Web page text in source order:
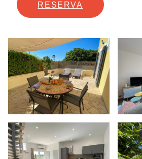
RESERVA